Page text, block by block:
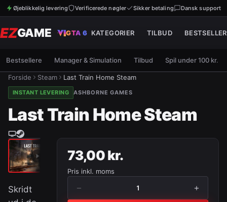
Øjeblikkelig levering Verificerede nøgler Sikker betaling Dansk support
EZGAME GTA 6 KATEGORIER TILBUD
Bestsellere Manager & Simulation Tilbud Spil under 100 kr.
Forside Steam Last Train Home Steam
INSTANT LEVERING ASHBORNE GAMES
Last Train Home Steam
Skridt
73,00 kr.
Pris inkl. moms
− 1 +